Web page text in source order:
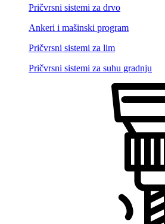
Pričvrsni sistemi za drvo
Ankeri i mašinski program
Pričvrsni sistemi za lim
Pričvrsni sistemi za suhu gradnju